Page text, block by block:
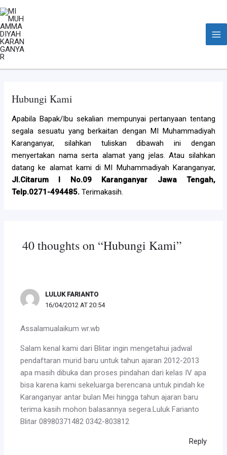
Skip
to
content
Hubungi Kami
Apabila Bapak/Ibu sekalian mempunyai pertanyaan tentang
segala sesuatu yang berkaitan dengan MI Muhammadiyah
Karanganyar, silahkan tuliskan dibawah ini dengan
menyertakan nama serta alamat yang jelas. Atau silahkan
datang ke alamat kami di MI Muhammadiyah Karanganyar,
Jl.Citarum I No.09 Karanganyar Jawa Tengah,
Telp.0271-494485. Terimakasih.
40 thoughts on “Hubungi Kami”
LULUK FARIANTO
16/04/2012 AT 20:54
Assalamualaikum wr.wb
Salam kenal kami dari Blitar ingin mengetahui jadwal
pendaftaran murid baru untuk tahun ajaran 2012-2013
apa masih dibuka dan proses pindahan dari kelas IV apa
bisa karena kami sekeluarga berencana untuk pindah ke
Karanganyar antar bulan Mei hingga tahun ajaran baru
terima kasih mohon balasannya segera.Luluk Farianto
Blitar 08980371482 0342-803812
Reply